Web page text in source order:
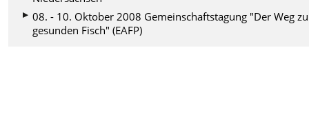
08. - 10. Oktober 2008 Gemeinschaftstagung "Der Weg
gesunden Fisch" (EAFP)